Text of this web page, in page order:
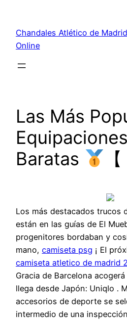
contenido
Chandales Atlético de
Online
Las Más
Baratas
Los más destacados trucos
están en las guías de El
progenitores bordaban y
mano, camiseta psg ¡ El
camiseta atletico de madrid
Gracia de Barcelona
llega desde Japón: Uniqlo .
accesorios de deporte se
intermedio de una